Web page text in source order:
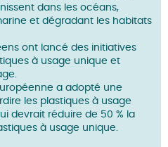
dans les océans,
et dégradant les habitats
ont lancé des initiatives
à usage unique et
a adopté une
les plastiques à usage
devrait réduire de 50 % la
à usage unique.